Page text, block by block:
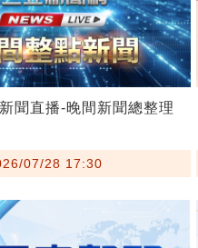
聞直播-晚間新聞總整理
07/28 17:30